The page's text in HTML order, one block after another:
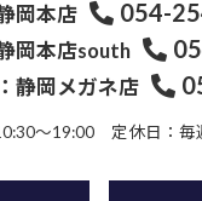
岡本店 054-
岡本店south
静岡メガネ店
〜19:00 定休日：毎